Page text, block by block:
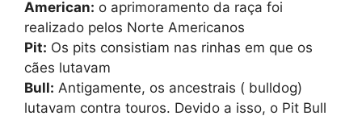
American: o aprimoramento da raça foi
realizado pelos Norte Americanos
Pit: Os pits consistiam nas rinhas em que os
cães lutavam
Bull: Antigamente, os ancestrais ( bulldog)
lutavam contra touros. Devido a isso, o Pit Bull